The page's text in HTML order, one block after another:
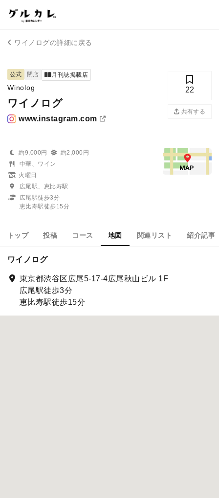
ワイノログの詳細に戻る
公式 閉店 月刊誌掲載店
Winolog
ワイノログ
www.instagram.com
22
共有する
約9,000円
約2,000円
中華、ワイン
火曜日
広尾駅、恵比寿駅
広尾駅徒歩3分
恵比寿駅徒歩15分
トップ 投稿 コース 地図 関連リスト 紹介記事
ワイノログ
東京都渋谷区広尾5-17-4広尾秋山ビル 1F
広尾駅徒歩3分
恵比寿駅徒歩15分